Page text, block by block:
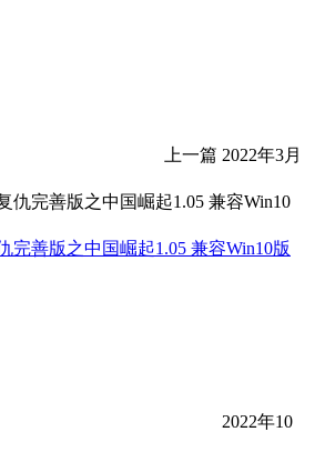
上一篇 2022年3月
完善版之中国崛起1.05 兼容Win10版
2022年10